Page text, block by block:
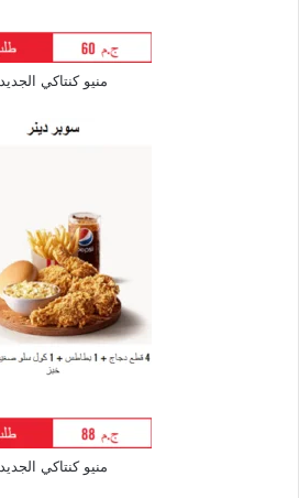
منيو كنتاكي الجديد
منيو كنتاكي الجديد